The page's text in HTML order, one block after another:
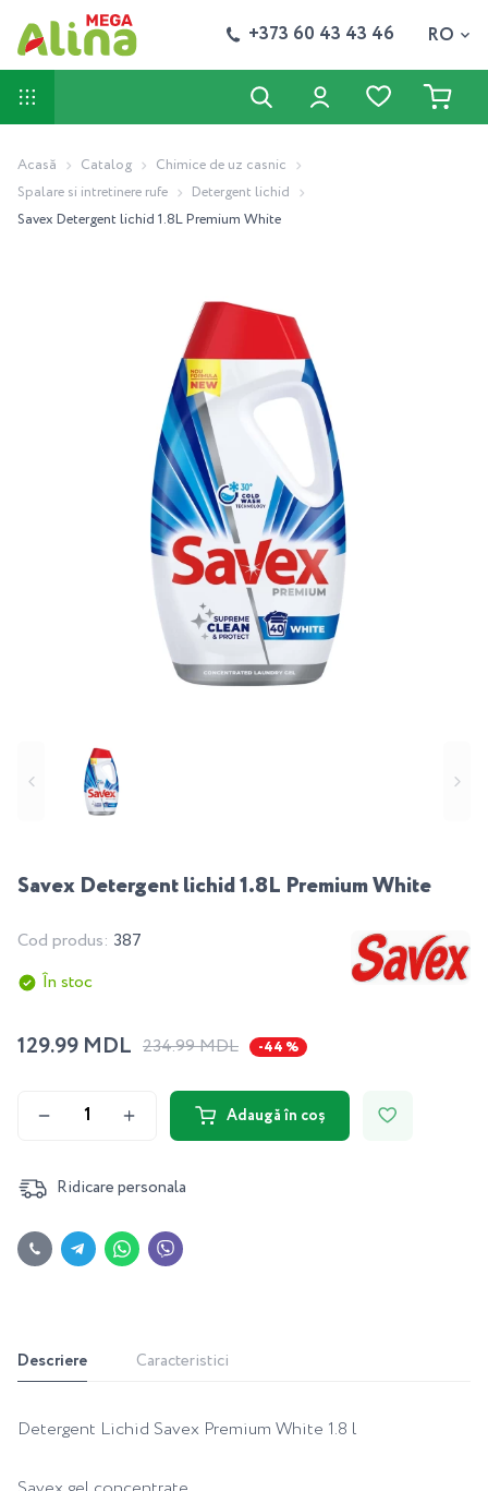
+373 60 43 43 46 RO
Acasă Catalog
Chimice de uz casnic
Spalare si intretinere rufe
Detergent lichid
Savex Detergent lichid 1.8L Premium White
Savex Detergent lichid 1.8L Premium White
Cod produs: 387
În stoc
129.99 MDL 234.99 MDL -44 %
Adaugă în coș
Ridicare personala
Descriere Caracteristici
Detergent Lichid Savex Premium White 1.8 l